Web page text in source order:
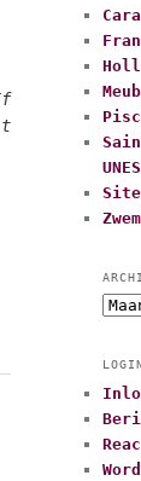
A
h
i
e
v
e
LOGIN